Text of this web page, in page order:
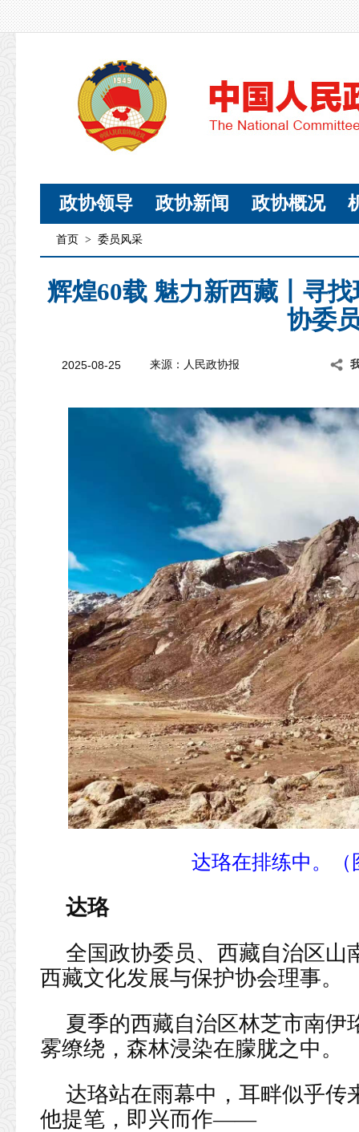
政协领导 政协新闻 政协概况
首页 > 委员风采
辉煌60载 魅力新西藏丨寻
协委
2025-08-25 来源：人民政协报
达珞在排练中。
达珞
全国政协委员、西藏自治区山
西藏文化发展与保护协会理事。
夏季的西藏自治区林芝市南伊
雾缭绕，森林浸染在朦胧之中。
达珞站在雨幕中，耳畔似乎传
他提笔，即兴而作——